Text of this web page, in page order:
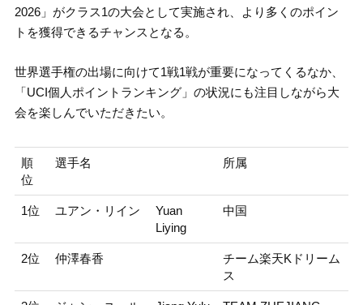
2026」がクラス1の大会として実施され、より多くのポイン
トを獲得できるチャンスとなる。
世界選手権の出場に向けて1戦1戦が重要になってくるなか、
「UCI個人ポイントランキング」の状況にも注目しながら大
会を楽しんでいただきたい。
順
位
選手名 所属
1位 ユアン・リイン
Yuan
Liying
中国
2位 仲澤春香
チーム楽天Kドリーム
ス